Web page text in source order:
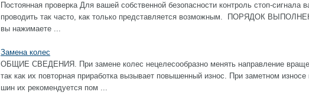
Постоянная проверка Для вашей собственной безопасности контроль стоп-сигнала
проводить так часто, как только представляется возможным. ПОРЯДОК
вы нажимаете ...
Замена колес
ОБЩИЕ СВЕДЕНИЯ. При замене колес нецелесообразно менять направление
так как их повторная приработка вызывает повышенный износ. При заметном износе
шин их рекомендуется пом ...